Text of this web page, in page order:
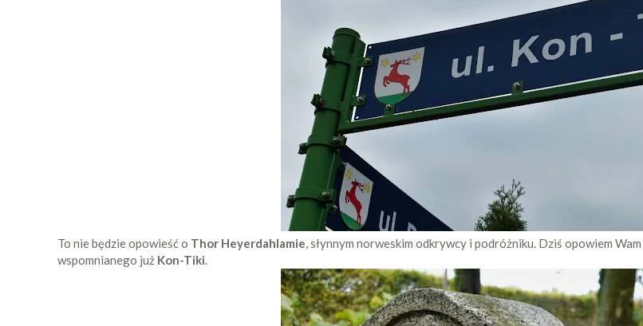
To nie będzie opowieść o Thor Heyerdahlamie, słynnym norweskim odkrywcy i podróżniku. Dziś opowiem Wam
wspomnianego już Kon-Tiki.